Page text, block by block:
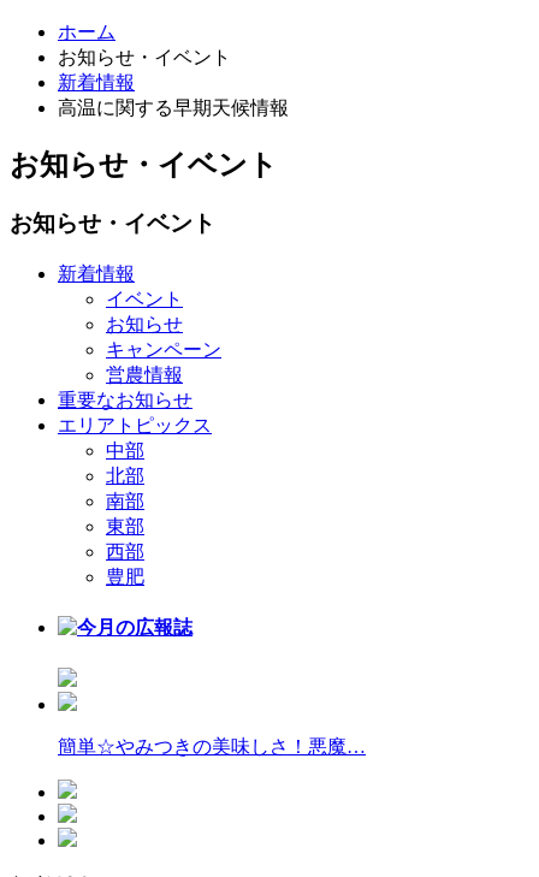
ホーム
お知らせ・イベント
新着情報
高温に関する早期天候情報
お知らせ・イベント
お知らせ・イベント
新着情報
イベント
お知らせ
キャンペーン
営農情報
重要なお知らせ
エリアトピックス
中部
北部
南部
東部
西部
豊肥
簡単☆やみつきの美味しさ！悪魔…